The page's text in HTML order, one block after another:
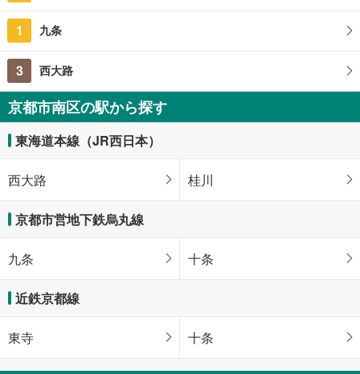
1 九条
3 西大路
京都市南区の駅から探す
東海道本線（JR西日本）
西大路 桂川
京都市営地下鉄烏丸線
九条 十条
近鉄京都線
東寺 十条